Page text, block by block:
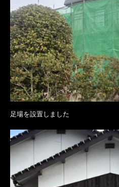
足場を設置しました